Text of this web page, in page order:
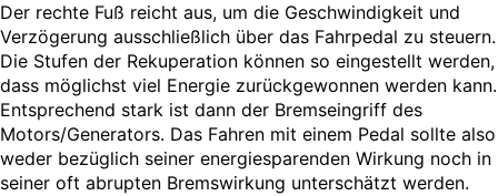
Der rechte Fuß reicht aus, um die Geschwindigkeit und
Verzögerung ausschließlich über das Fahrpedal zu steuern.
Die Stufen der Rekuperation können so eingestellt werden,
dass möglichst viel Energie zurückgewonnen werden kann.
Entsprechend stark ist dann der Bremseingriff des
Motors/Generators. Das Fahren mit einem Pedal sollte also
weder bezüglich seiner energiesparenden Wirkung noch in
seiner oft abrupten Bremswirkung unterschätzt werden.